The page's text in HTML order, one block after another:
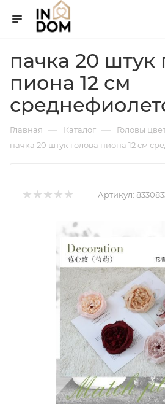
пачка 20 штук
пиона 12 см
Главная — Каталог — Головы
пачка 20 штук голова пиона 12 см
Артикул: